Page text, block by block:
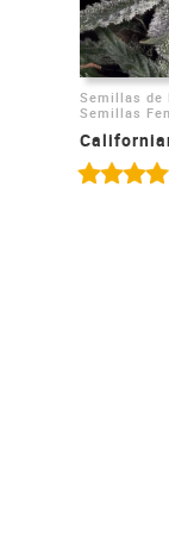
Semillas de
Semillas